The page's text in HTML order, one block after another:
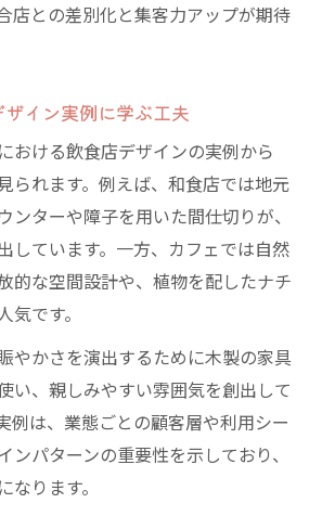
店との差別化と集客力アップが期待
イン実例に学ぶ工夫
おける飲食店デザインの実例から
られます。例えば、和食店では地元
ンターや障子を用いた間仕切りが、
しています。一方、カフェでは自然
的な空間設計や、植物を配したナチ
です。
やかさを演出するために木製の家具
い、親しみやすい雰囲気を創出して
例は、業態ごとの顧客層や利用シー
ンパターンの重要性を示しており、
ります。